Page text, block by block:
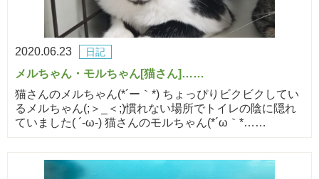
2020.06.23 日記
メルちゃん・モルちゃん[猫さん]……
猫さんのメルちゃん(*´ー｀*) ちょっぴりビクビクしてい
るメルちゃん(;＞_＜;)慣れない場所でトイレの陰に隠れ
ていました( ´-ω-) 猫さんのモルちゃん(*´ω｀*……